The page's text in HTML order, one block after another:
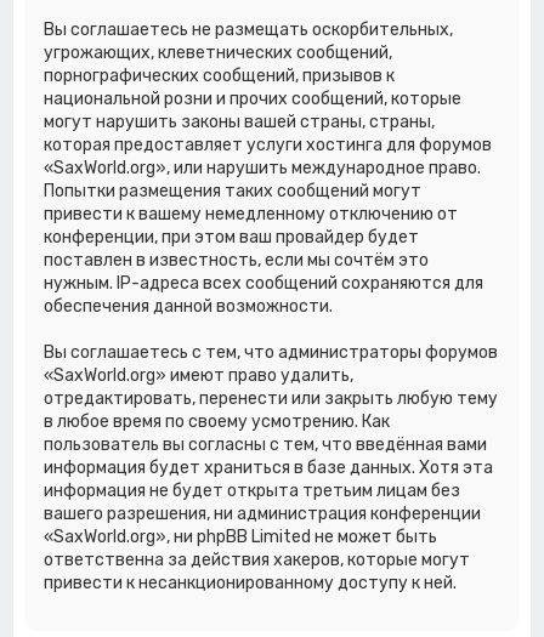
Вы соглашаетесь не размещать оскорбительных,
угрожающих, клеветнических сообщений,
порнографических сообщений, призывов к
национальной розни и прочих сообщений, которые
могут нарушить законы вашей страны, страны,
которая предоставляет услуги хостинга для форумов
«SaxWorld.org», или нарушить международное право.
Попытки размещения таких сообщений могут
привести к вашему немедленному отключению от
конференции, при этом ваш провайдер будет
поставлен в известность, если мы сочтём это
нужным. IP-адреса всех сообщений сохраняются для
обеспечения данной возможности.
Вы соглашаетесь с тем, что администраторы форумов
«SaxWorld.org» имеют право удалить,
отредактировать, перенести или закрыть любую тему
в любое время по своему усмотрению. Как
пользователь вы согласны с тем, что введённая вами
информация будет храниться в базе данных. Хотя эта
информация не будет открыта третьим лицам без
вашего разрешения, ни администрация конференции
«SaxWorld.org», ни phpBB Limited не может быть
ответственна за действия хакеров, которые могут
привести к несанкционированному доступу к ней.